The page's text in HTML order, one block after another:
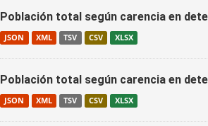
Población total según carencia en
JSON XML TSV CSV XLSX
Población total según carencia en
JSON XML TSV CSV XLSX